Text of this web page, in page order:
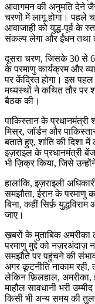
आवागमन की अनुमति देने
चरणों में लागू होगा। पहले
आवाजाही को युद्ध-पूर्व के
संकल्प लेगा और ईंधन तथा
दूसरा चरण, जिसके 30 से
के परमाणु कार्यक्रम और
पर केंद्रित होगा। इस
मध्यस्थों ने कथित तौर पर
बैठक की।
पाकिस्तान के प्रधानमंत्री
मिस्र, जॉर्डन और
बताते हुए, शांति की दिशा
इज़राइल के प्रधानमंत्री
भी ज़िक्र किया, जिसे
हालांकि, इज़राइली
समझौता, ईरान के परमाणु
बिना, कहीं सिर्फ़
जाए।
ख़बरों के मुताबिक अमरीका
परमाणु मुद्दे को नज़रअंदाज़
समझौते पर पहुंचने की
अगर कूटनीति नाकाम रही,
लेकिन फ़िलहाल, अमरीका,
माहौल सावधानी भरी
किसी भी अन्य समय की